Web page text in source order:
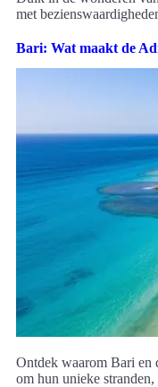
met
Bari: Wat maakt de
Ontdek waarom Bari en
om hun unieke